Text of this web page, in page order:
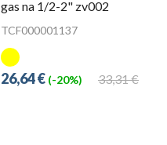
gas na 1/2-2" zv002
TCF000001137
33,31 €
26,64 € (-20%)